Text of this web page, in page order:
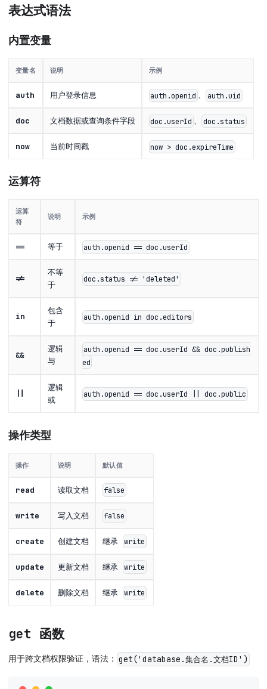
表达式语法
内置变量
变量名 说明 示例
auth 用户登录信息 auth.openid 、 auth.uid
doc 文档数据或查询条件字段 doc.userId 、 doc.status
now 当前时间戳 now > doc.expireTime
运算符
运算
符
说明 示例
== 等于 auth.openid == doc.userId
!=
不等
于
doc.status != 'deleted'
in
包含
于
auth.openid in doc.editors
&&
逻辑
与
auth.openid == doc.userId && doc.publish
ed
逻辑
或
auth.openid == doc.userId || doc.public
操作类型
操作 说明 默认值
read 读取文档 false
write 写入文档 false
create 创建文档 继承 write
update 更新文档 继承 write
delete 删除文档 继承 write
get 函数
用于跨文档权限验证，语法： get('database.集合名.文档ID')